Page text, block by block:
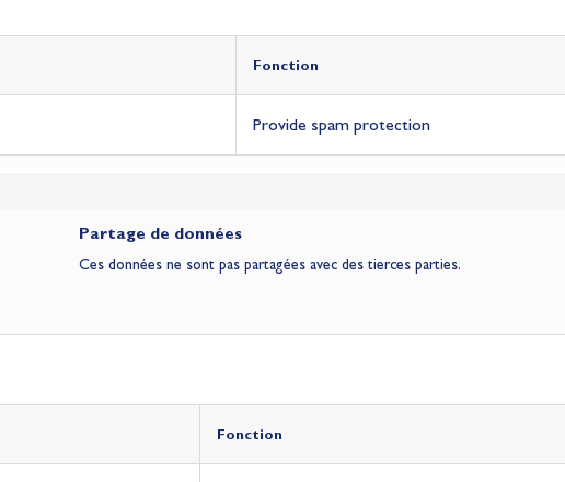
Fonction
Provide spam protection
Partage de données
Ces données ne sont pas partagées avec des tierces parties.
Fonction
Fonction
Fonction
Fonction
Fonction